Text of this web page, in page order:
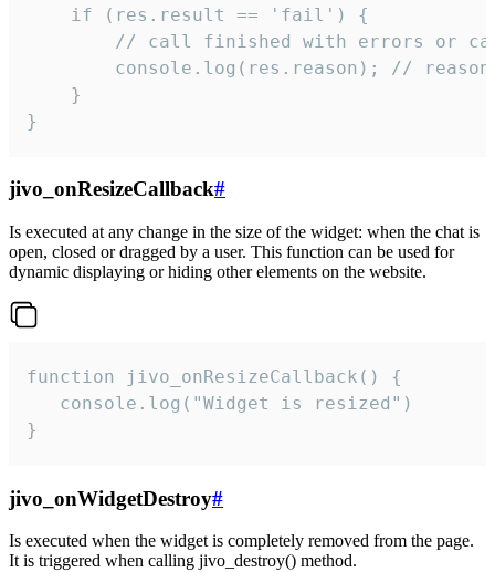
    if (res.result == 'fail') {
// call finished with errors or
console.log(res.reason); //
    }
}
jivo_onResizeCallback#
Is executed at any change in the size of the widget: when the chat is
open, closed or dragged by a user. This function can be used for
dynamic displaying or hiding other elements on the website.
function jivo_onResizeCallback() {
   console.log("Widget is resized")
}
jivo_onWidgetDestroy#
Is executed when the widget is completely removed from the page.
It is triggered when calling jivo_destroy() method.